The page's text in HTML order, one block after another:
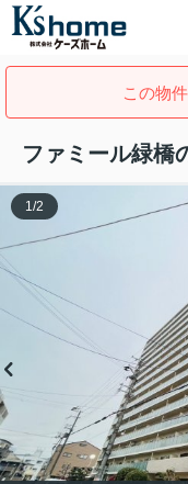
この物
ファミール緑橋
1/2